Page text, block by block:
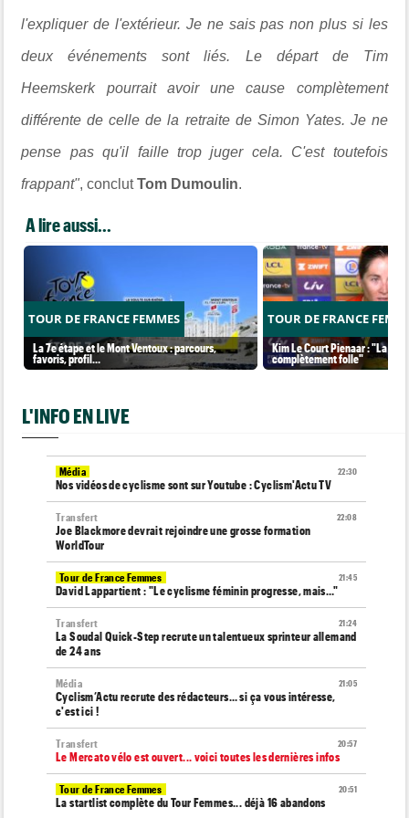
l'expliquer de l'extérieur. Je ne sais pas non plus si les
deux événements sont liés. Le départ de Tim
Heemskerk pourrait avoir une cause complètement
différente de celle de la retraite de Simon Yates. Je ne
pense pas qu'il faille trop juger cela. C'est toutefois
frappant", conclutTom Dumoulin.
A lire aussi...
TOUR DE FRANCE FEMMES
La 7e étape et le Mont Ventoux : parcours,
favoris, profil…
TOUR DE FRANCE
Kim Le Court Pienaar : "La
complètement folle"
L'INFO EN LIVE
22:30
Média
Nos vidéos de cyclisme sont sur Youtube : Cyclism'Actu TV
22:08
Transfert
Joe Blackmore devrait rejoindre une grosse formation
WorldTour
21:45
Tour de France Femmes
David Lappartient : "Le cyclisme féminin progresse, mais…"
21:24
Transfert
La Soudal Quick-Step recrute un talentueux sprinteur allemand
de 24 ans
21:05
Média
Cyclism’Actu recrute des rédacteurs… si ça vous intéresse,
c'est ici !
20:57
Transfert
Le Mercato vélo est ouvert... voici toutes les dernières infos
20:51
Tour de France Femmes
La startlist complète du Tour Femmes... déjà 16 abandons